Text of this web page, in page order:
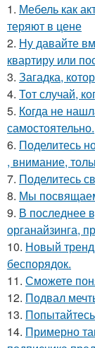
1. Мебель как
теряют в цене
2. Ну давайте
квартиру или
3. Загадка,
4. Тот случай,
5. Когда не
самостоятельно.
6. Поделитесь
, внимание,
7. Поделитесь
8. Мы
9. В последнее
органайзинга,
10. Новый тренд
беспорядок.
11. Сможете
12. Подвал
13.
14. Примерно